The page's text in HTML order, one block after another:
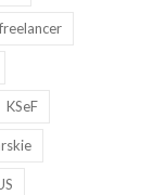
freelancer
KSeF